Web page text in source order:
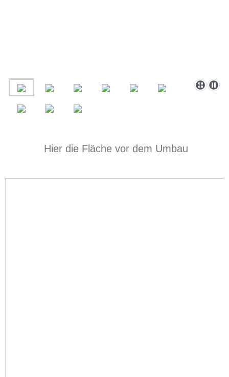
Hier die Fläche vor dem Umbau